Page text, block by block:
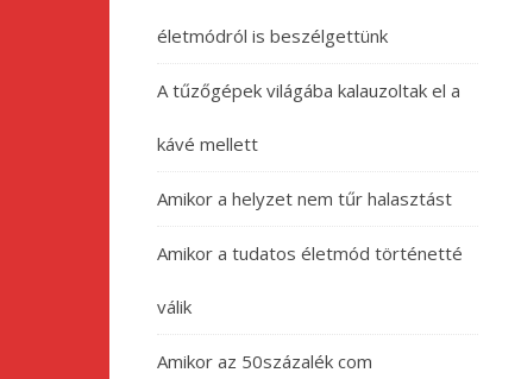
életmódról is beszélgettünk
A tűzőgépek világába kalauzoltak el a
kávé mellett
Amikor a helyzet nem tűr halasztást
Amikor a tudatos életmód történetté
válik
Amikor az 50százalék com